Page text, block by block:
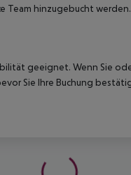
Team hinzugebucht werden.
geeignet. Wenn Sie
Sie Ihre Buchung